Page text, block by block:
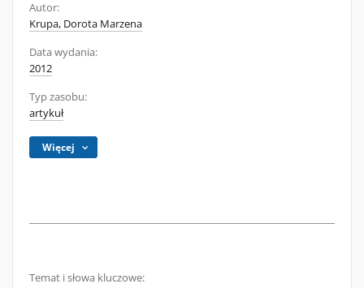
Autor:
Krupa, Dorota Marzena
Data wydania:
2012
Typ zasobu:
artykuł
Więcej
Temat i słowa kluczowe: